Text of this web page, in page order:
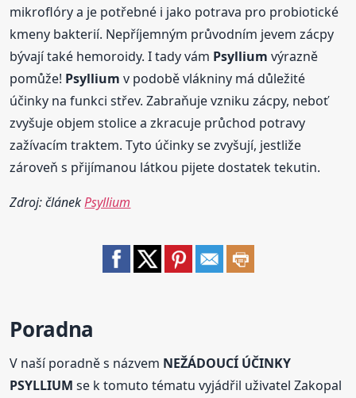
mikroflóry a je potřebné i jako potrava pro probiotické
kmeny bakterií. Nepříjemným průvodním jevem zácpy
bývají také hemoroidy. I tady vám Psyllium výrazně
pomůže! Psyllium v podobě vlákniny má důležité
účinky na funkci střev. Zabraňuje vzniku zácpy, neboť
zvyšuje objem stolice a zkracuje průchod potravy
zažívacím traktem. Tyto účinky se zvyšují, jestliže
zároveň s přijímanou látkou pijete dostatek tekutin.
Zdroj: článekPsyllium
Poradna
V naší poradně s názvem NEŽÁDOUCÍ ÚČINKY
PSYLLIUM se k tomuto tématu vyjádřil uživatel Zakopal